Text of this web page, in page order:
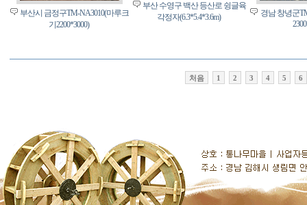
부산시 금정구TM-NA3010(마루크
기2200*3000)
부산 수영구 백산 등산로 슁글육
각정자(6.3*5.4*3.6m)
경남 창녕군
처음 1 2 3 4 5 6